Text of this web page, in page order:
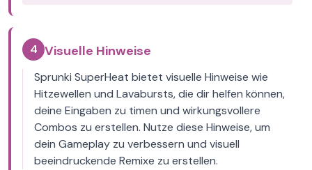
4 Visuelle Hinweise
Sprunki SuperHeat bietet visuelle Hinweise wie
Hitzewellen und Lavabursts, die dir helfen können,
deine Eingaben zu timen und wirkungsvollere
Combos zu erstellen. Nutze diese Hinweise, um
dein Gameplay zu verbessern und visuell
beeindruckende Remixe zu erstellen.